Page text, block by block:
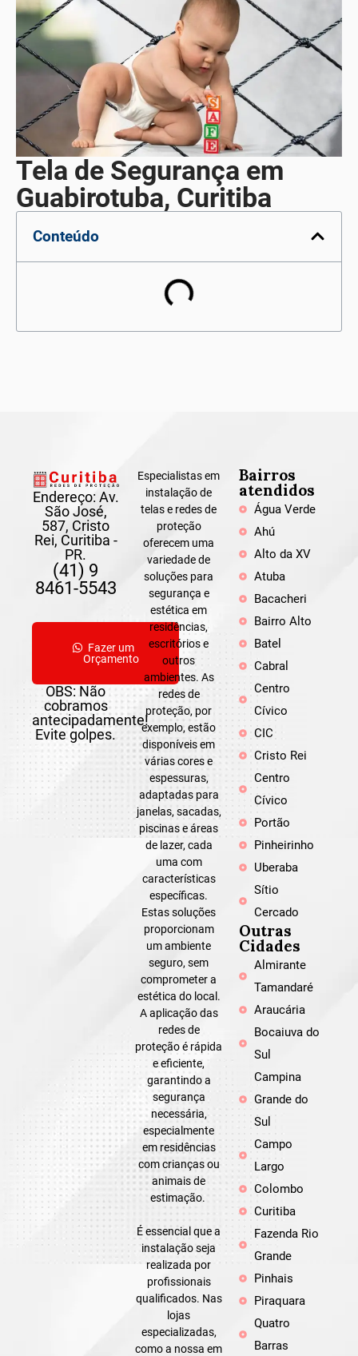
Tela de Segurança em
Guabirotuba, Curitiba
Conteúdo
Endereço: Av.
São José,
587, Cristo
Rei, Curitiba -
PR.
(41) 9
8461-5543
Fazer um
Orçamento
OBS: Não
cobramos
antecipadamente!
Evite golpes.
Especialistas em
instalação de
telas e redes de
proteção
oferecem uma
variedade de
soluções para
segurança e
estética em
residências,
escritórios e
outros
ambientes. As
redes de
proteção, por
exemplo, estão
disponíveis em
várias cores e
espessuras,
adaptadas para
janelas, sacadas,
piscinas e áreas
de lazer, cada
uma com
características
específicas.
Estas soluções
proporcionam
um ambiente
seguro, sem
comprometer a
estética do local.
A aplicação das
redes de
proteção é rápida
e eficiente,
garantindo a
segurança
necessária,
especialmente
em residências
com crianças ou
animais de
estimação.
É essencial que a
instalação seja
realizada por
profissionais
qualificados. Nas
lojas
especializadas,
como a nossa em
Bairros
atendidos
Água Verde
Ahú
Alto da XV
Atuba
Bacacheri
Bairro Alto
Batel
Cabral
Centro
Cívico
CIC
Cristo Rei
Centro
Cívico
Portão
Pinheirinho
Uberaba
Sítio
Cercado
Outras
Cidades
Almirante
Tamandaré
Araucária
Bocaiuva do
Sul
Campina
Grande do
Sul
Campo
Largo
Colombo
Curitiba
Fazenda Rio
Grande
Pinhais
Piraquara
Quatro
Barras